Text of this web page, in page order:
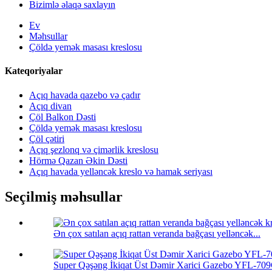
Bizimlə əlaqə saxlayın
Ev
Məhsullar
Çöldə yemək masası kreslosu
Kateqoriyalar
Açıq havada qazebo və çadır
Açıq divan
Çöl Balkon Dəsti
Çöldə yemək masası kreslosu
Çöl çətiri
Açıq şezlonq və çimərlik kreslosu
Hörmə Qazan Əkin Dəsti
Açıq havada yelləncək kreslo və hamak seriyası
Seçilmiş məhsullar
Ən çox satılan açıq rattan veranda bağçası yelləncək...
Super Qəşəng İkiqat Üst Dəmir Xarici Gazebo YFL-